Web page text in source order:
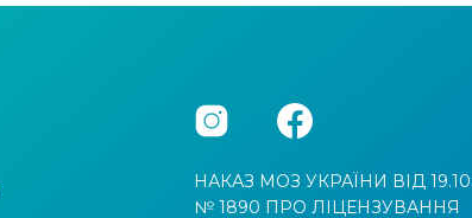
НАКАЗ МОЗ УКРАЇНИ ВІД
№ 1890 ПРО ЛІЦЕНЗУВАННЯ